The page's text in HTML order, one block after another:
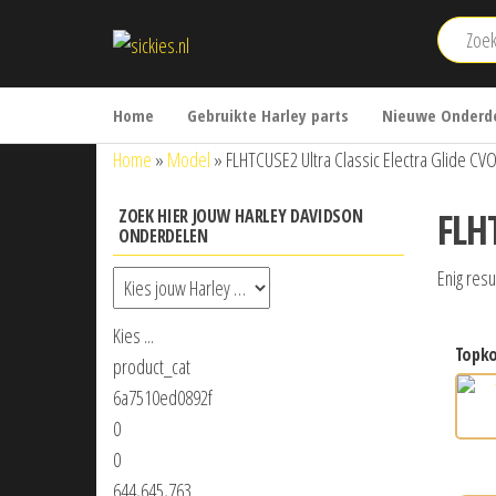
Home Gebruikte Harley parts Nieuwe
Home » Model » FLHTCUSE2 Ultra Classic Electra Glide
Enig
ZOEK HIER JOUW HARLEY DAVIDSON
ONDERDELEN
Kies ...
product_cat
6a7510ed0892f
0
0
644,645,763